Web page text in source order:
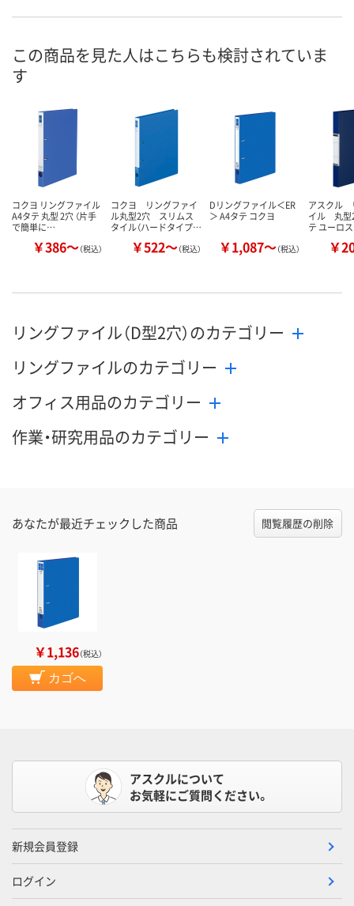
号
お届け日
この商品を見た人はこちらも検討されていま
す
コクヨ リングファイル
A4タテ 丸型 2穴 （片手
で簡単に…
￥386～（税込）
コクヨ リングファイ
ル丸型2穴 スリムス
タイル（ハードタイプ…
￥522～（税込）
Dリングファイル＜ER
＞ A4タテ コクヨ
￥1,087～（税込）
アスクル
イル 丸
テ ユーロ
￥
リングファイル（D型2穴）のカテゴリー
リングファイルのカテゴリー
オフィス用品のカテゴリー
作業・研究用品のカテゴリー
あなたが最近チェックした商品 閲覧履歴の削除
￥1,136（税込）
カゴへ
アスクルについて
お気軽にご質問ください。
新規会員登録
ログイン